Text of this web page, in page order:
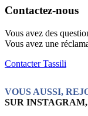
Contactez-nous
Vous avez des
Vous avez une
Contacter Tassili
VOUS AUSSI,
SUR INSTAGRAM,